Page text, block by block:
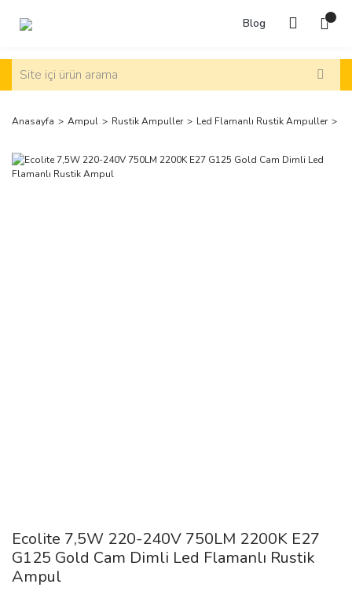
Blog
Anasayfa Ampul Rustik Ampuller Led Flamanlı Rustik Ampuller
Ecolite 7,5W 220-240V 750LM 2200K E27
G125 Gold Cam Dimli Led Flamanlı Rustik
Ampul